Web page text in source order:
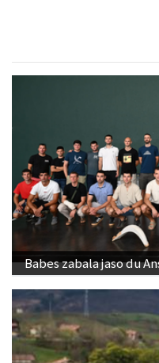
Babes zabala jaso du